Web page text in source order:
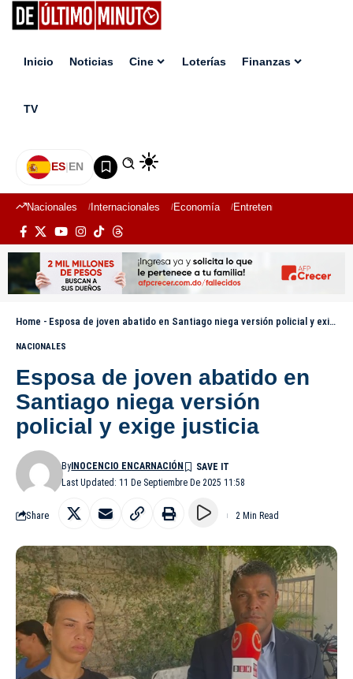
Inicio Noticias Cine Loterías Finanzas
TV
ES|EN
Nacionales Internacionales Economía Entretenimiento
Home - Esposa de joven abatido en Santiago niega versión policial y exige justicia
NACIONALES
Esposa de joven abatido en
Santiago niega versión
policial y exige justicia
Last Updated: 11 De Septiembre De 2025 11:58
ByINOCENCIO ENCARNACIÓN
Share 2 Min Read